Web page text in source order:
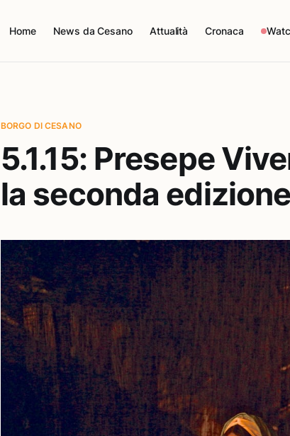
Home News da Cesano Attualità Cronaca
BORGO DI CESANO
5.1.15: Presepe
la seconda edizione